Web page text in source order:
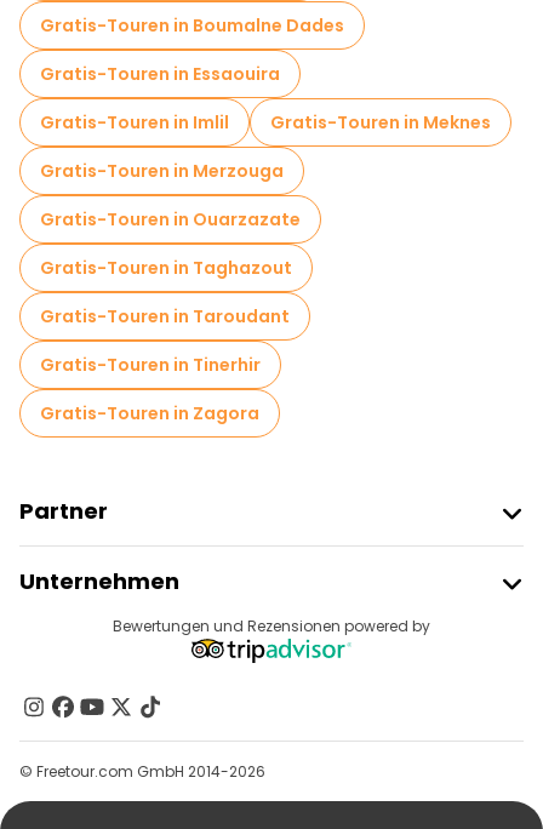
Kostenlose Führungen in der Nähe Hotel Souika
Gratis-Touren in Boumalne Dades
Gratis-Touren in Essaouira
Gratis-Touren in Imlil
Gratis-Touren in Meknes
Gratis-Touren in Merzouga
Gratis-Touren in Ouarzazate
Gratis-Touren in Taghazout
Gratis-Touren in Taroudant
Gratis-Touren in Tinerhir
Gratis-Touren in Zagora
Partner
Anbieter-Anmeldung
Affiliate-Programm
Unternehmen
Reiseziele
Kontakt
Gruppen
Hilfe
Bewertungen und Rezensionen powered by
© Freetour.com GmbH 2014-2026